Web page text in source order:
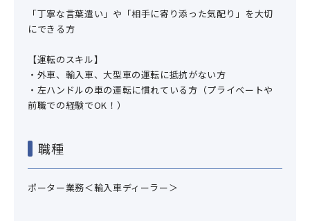
「丁寧な言葉遣い」や「相手に寄り添った気配り」を大切
にできる方
【運転のスキル】
・外車、輸入車、大型車の運転に抵抗がない方
・左ハンドルの車の運転に慣れている方（プライベートや
前職での経験でOK！）
職種
ポーター業務＜輸入車ディーラー＞